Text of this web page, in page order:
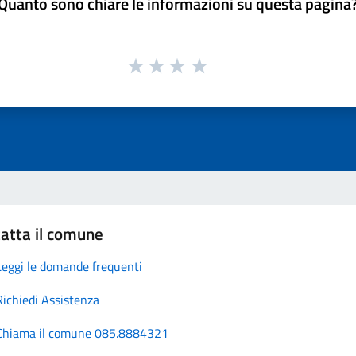
il comune
le domande frequenti
Assistenza
il comune 085.8884321